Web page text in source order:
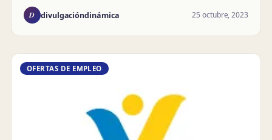
D divulgacióndinámica 25 octubre, 2023
OFERTAS DE EMPLEO